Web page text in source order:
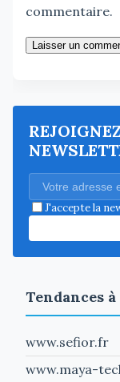
commentaire.
Laisser un
J'accepte la
Tendances
www.sefior.fr
www.maya-